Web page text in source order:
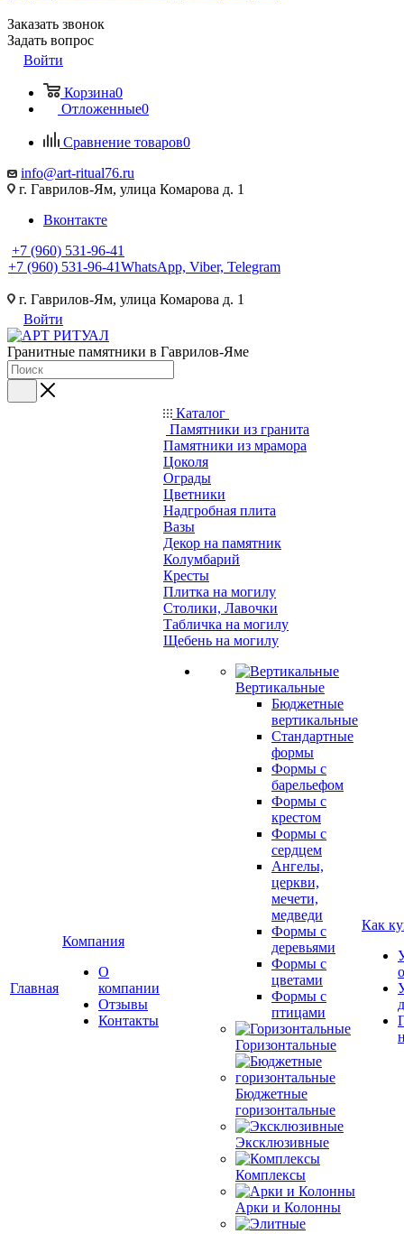
Заказать звонок
Задать вопрос
Войти
Корзина0
Отложенные0
Сравнение товаров0
info@art-ritual76.ru
г. Гаврилов-Ям, улица Комарова д. 1
Вконтакте
+7 (960) 531-96-41
+7 (960) 531-96-41WhatsApp, Viber, Telegram
г. Гаврилов-Ям, улица Комарова д. 1
Войти
Гранитные памятники в Гаврилов-Яме
Главная
Компания
О
компании
Отзывы
Контакты
Каталог
Памятники из гранита
Памятники из мрамора
Цоколя
Ограды
Цветники
Надгробная плита
Вазы
Декор на памятник
Колумбарий
Кресты
Плитка на могилу
Столики, Лавочки
Табличка на могилу
Щебень на могилу
Вертикальные
Бюджетные
вертикальные
Стандартные
формы
Формы с
барельефом
Формы с
крестом
Формы с
сердцем
Ангелы,
церкви,
мечети,
медведи
Формы с
деревьями
Формы с
цветами
Формы с
птицами
Горизонтальные
Бюджетные
горизонтальные
Эксклюзивные
Комплексы
Арки и Колонны
Как